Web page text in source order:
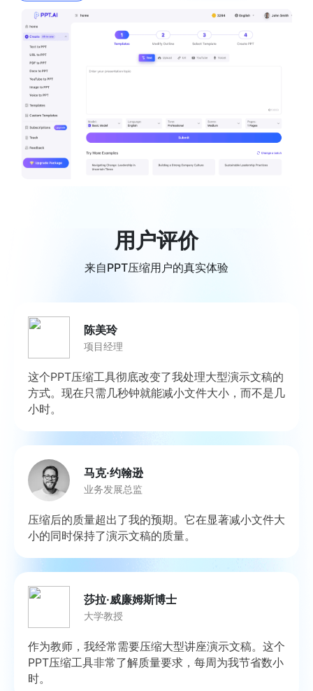
用户评价
来自PPT压缩用户的真实体验
陈美玲
项目经理
这个PPT压缩工具彻底改变了我处理大型演示文稿的
方式。现在只需几秒钟就能减小文件大小，而不是几
小时。
马克·约翰逊
业务发展总监
压缩后的质量超出了我的预期。它在显著减小文件大
小的同时保持了演示文稿的质量。
莎拉·威廉姆斯博士
大学教授
作为教师，我经常需要压缩大型讲座演示文稿。这个
PPT压缩工具非常了解质量要求，每周为我节省数小
时。